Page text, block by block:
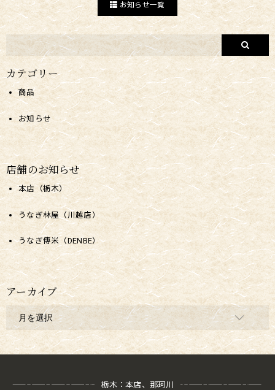
お知らせ一覧
カテゴリー
商品
お知らせ
店舗のお知らせ
本店（栃木）
うなぎ林屋（川越店）
うなぎ傳米（DENBE）
アーカイブ
栃木：本店、那珂川